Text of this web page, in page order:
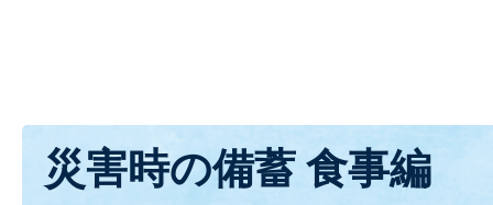
災害時の備蓄 食事編